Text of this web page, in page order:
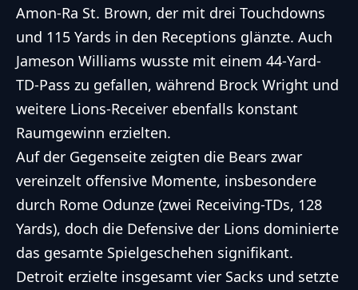
Amon-Ra St. Brown, der mit drei Touchdowns
und 115 Yards in den Receptions glänzte. Auch
Jameson Williams wusste mit einem 44-Yard-
TD-Pass zu gefallen, während Brock Wright und
weitere Lions-Receiver ebenfalls konstant
Raumgewinn erzielten.
Auf der Gegenseite zeigten die Bears zwar
vereinzelt offensive Momente, insbesondere
durch Rome Odunze (zwei Receiving-TDs, 128
Yards), doch die Defensive der Lions dominierte
das gesamte Spielgeschehen signifikant.
Detroit erzielte insgesamt vier Sacks und setzte